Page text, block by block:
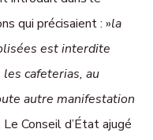
qui précisaient : »la
est interdite
les cafeterias, au
autre manifestation
Le Conseil d’État ajugé